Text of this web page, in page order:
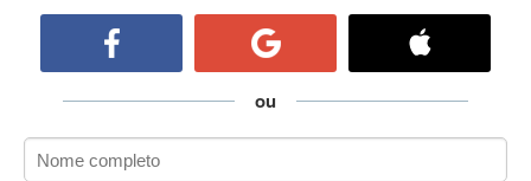
ActiveX Data Objects (ADO)
ADK
ou